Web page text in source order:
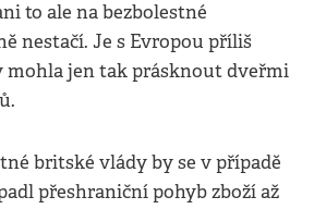
to ale na bezbolestné
nestačí. Je s Evropou příliš
mohla jen tak prásknout dveřmi
britské vlády by se v případě
přeshraniční pohyb zboží až